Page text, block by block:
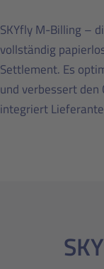
SKYfly M-Billing –
vollständig
Settlement. Es
und verbessert den
integriert